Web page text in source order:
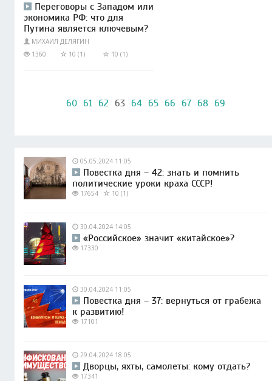
Переговоры с Западом или
экономика РФ: что для
Путина является ключевым?
МИХАИЛ ДЕЛЯГИН
1360
10 (1) 10 (1)
60 61 62 63 64 65 66 67 68 69
05.05.2024 11:05
Повестка дня – 42: знать и помнить
политические уроки краха СССР!
17654 10 (1)
30.04.2024 14:05
«Российское» значит «китайское»?
17330
30.04.2024 11:05
Повестка дня – 37: вернуться от грабежа
к развитию!
17101
29.04.2024 18:05
Дворцы, яхты, самолеты: кому отдать?
17341